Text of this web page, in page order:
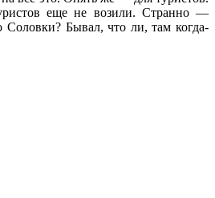
еще не возили. Странно —
Соловки? Бывал, что ли, там когда-